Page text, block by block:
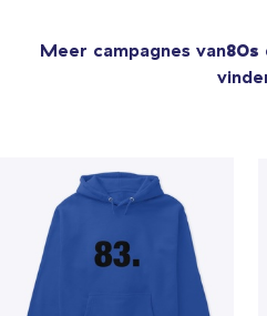
Meer campagnes van80s